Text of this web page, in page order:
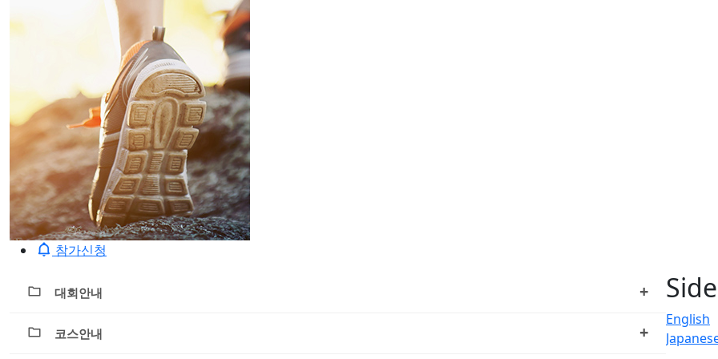
참가신청
대회안내 +
코스안내 +
English